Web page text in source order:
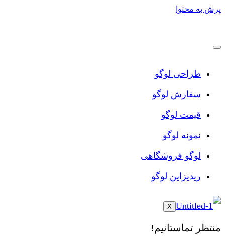
پرش به محتوا
طراحی لوگو
سفارش لوگو
قیمت لوگو
نمونه لوگو
لوگو فروشگاهی
ریدیزاین لوگو
X
منتظر تماستانیم!